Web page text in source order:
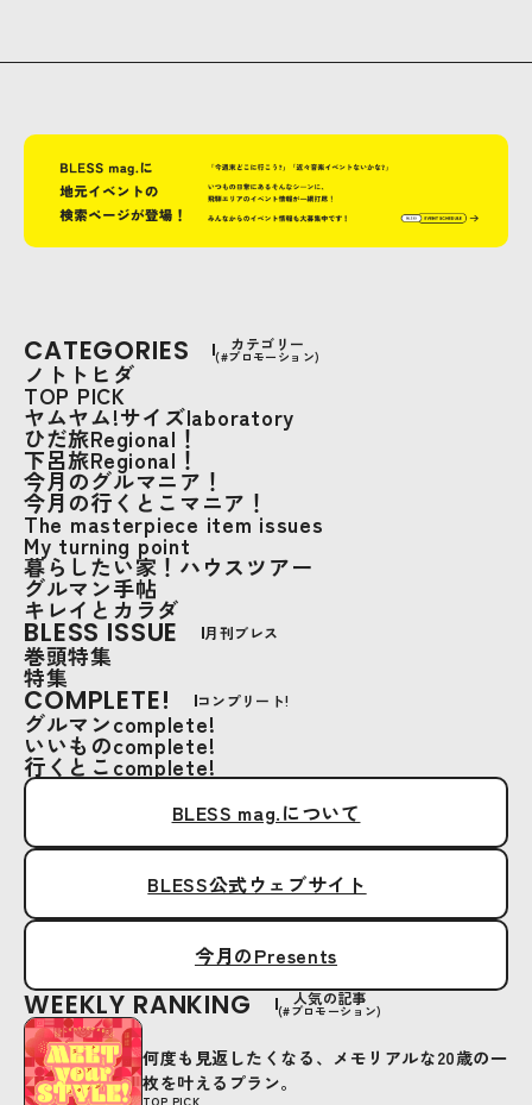
CATEGORIES カテゴリー
(#プロモーション)
ノトトヒダ
TOP PICK
ヤムヤム!サイズlaboratory
ひだ旅Regional！
下呂旅Regional！
今月のグルマニア！
今月の行くとこマニア！
The masterpiece item issues
My turning point
暮らしたい家！ハウスツアー
グルマン手帖
キレイとカラダ
BLESS ISSUE 月刊ブレス
巻頭特集
特集
COMPLETE! コンプリート!
グルマンcomplete!
いいものcomplete!
行くとこcomplete!
BLESS mag.について
BLESS公式ウェブサイト
今月のPresents
WEEKLY RANKING 人気の記事
(#プロモーション)
TOP PICK
何度も見返したくなる、メモリアルな20歳の一
枚を叶えるプラン。